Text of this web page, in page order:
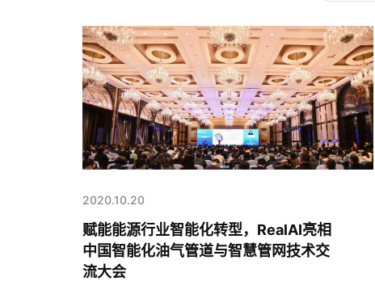
2020.10.20
赋能能源行业智能化转型，RealAI亮相
中国智能化油气管道与智慧管网技术交
流大会